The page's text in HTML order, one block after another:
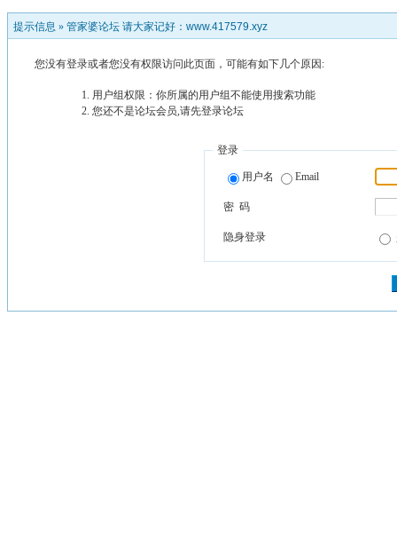
提示信息 » 管家婆论坛 请大家记好：www.417579.xyz
您没有登录或者您没有权限访问此页面，可能有如下几个原因:
用户组权限：你所属的用户组不能使用搜索功能
您还不是论坛会员,请先登录论坛
登录
用户名 Email
密 码
隐身登录